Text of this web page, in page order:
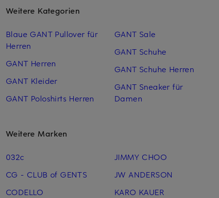
Weitere Kategorien
Blaue GANT Pullover für
Herren
GANT Herren
GANT Kleider
GANT Poloshirts Herren
GANT Sale
GANT Schuhe
GANT Schuhe Herren
GANT Sneaker für
Damen
Weitere Marken
032c
CG - CLUB of GENTS
CODELLO
JIMMY CHOO
JW ANDERSON
KARO KAUER